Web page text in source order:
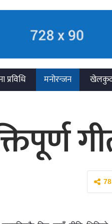
प्रविधि मनोरन्जन
78